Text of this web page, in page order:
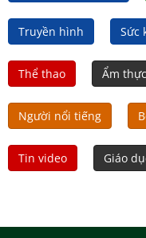
Truyền hình Sức
Thể thao Ẩm
Người nổi tiếng
Tin video Giáo